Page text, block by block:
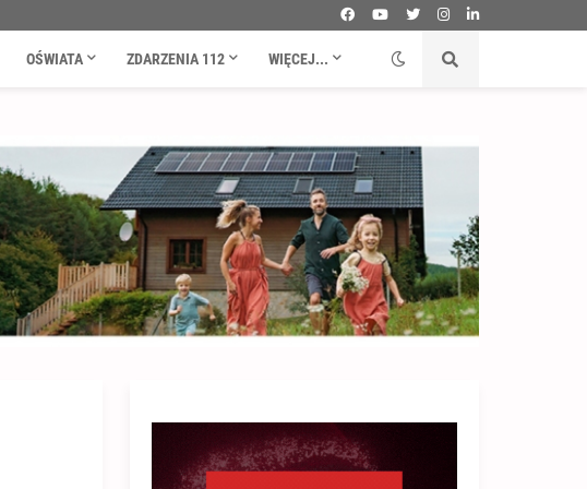
OŚWIATA ZDARZENIA 112 WIĘCEJ...